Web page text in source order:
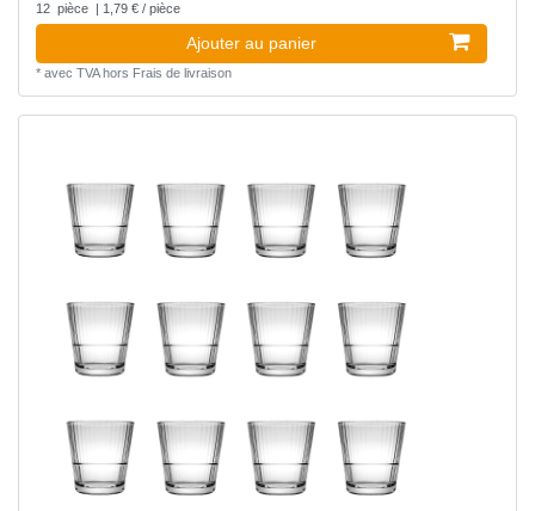
12 pièce | 1,79 € / pièce
Ajouter au panier
* avec TVAhors Frais de livraison